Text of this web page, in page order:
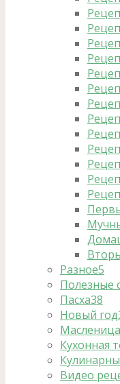
Разное5
Полезные
Пасха38
Новый год
Масленица
Кухонная
Видео